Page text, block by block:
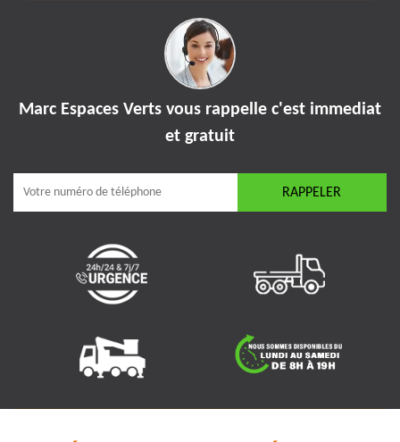
Marc Espaces Verts vous rappelle c'est immediat
et gratuit